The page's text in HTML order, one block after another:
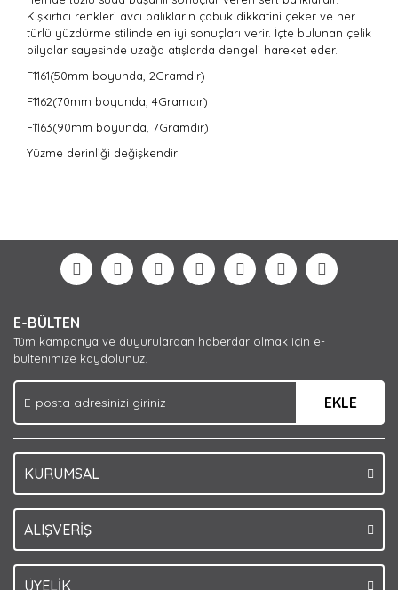
Kışkırtıcı renkleri avcı balıkların çabuk dikkatini çeker ve her
türlü yüzdürme stilinde en iyi sonuçları verir. İçte bulunan çelik
bilyalar sayesinde uzağa atışlarda dengeli hareket eder.
F1161(50mm boyunda, 2Gramdır)
F1162(70mm boyunda, 4Gramdır)
F1163(90mm boyunda, 7Gramdır)
Yüzme derinliği değişkendir
Yorum Yaz
formunu kullanarak tarafımıza iletebilirsiniz.
Görüş ve önerileriniz için teşekkür ederiz.
Ürün açıklamasında eksik bilgiler bulunuyor.
Ürün bilgilerinde hatalar bulunuyor.
Ürün fiyatı diğer sitelerden daha pahalı.
Bu ürüne benzer farklı alternatifler olmalı.
E-BÜLTEN
Tüm kampanya ve duyurulardan haberdar olmak için e-
bültenimize kaydolunuz.
EKLE
KURUMSAL
ALIŞVERİŞ
ÜYELİK